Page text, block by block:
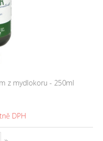
z mydlokoru - 250ml